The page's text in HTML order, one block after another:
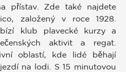
přístav. Zde také najdete
založený v roce 1928.
klub plavecké kurzy a
aktivit a regat.
oblastí, kde lidé běhají
na lodi. S 15 minutovou